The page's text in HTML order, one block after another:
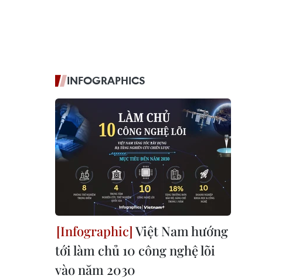
INFOGRAPHICS
Việt Nam hướng
tới làm chủ 10 công nghệ lõi
vào năm 2030